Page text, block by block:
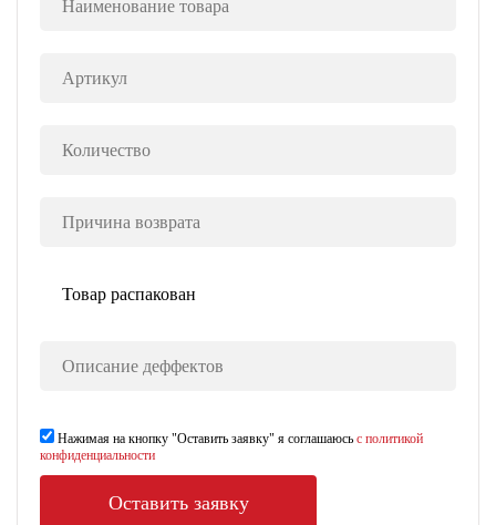
Нажимая на кнопку "Оставить заявку" я соглашаюсь с политикой
конфиденциальности